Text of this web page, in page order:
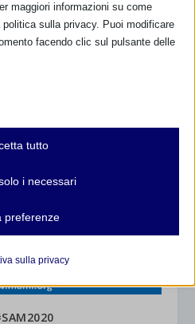
FORMAZIONE AVANZATA
AL SENO
maggiori informazioni su come
sulla privacy. Puoi modificare
facendo clic sul pulsante delle
le funzioni di base e sono
dell'utente secondo il GDPR.
web.
dettagli
tutto
i necessari
preferenze
sulla privacy